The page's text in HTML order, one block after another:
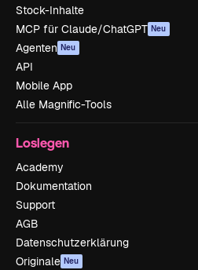
Stock-Inhalte
MCP für Claude/ChatGPT Neu
Agenten Neu
API
Mobile App
Alle Magnific-Tools
Loslegen
Academy
Dokumentation
Support
AGB
Datenschutzerklärung
Originale Neu